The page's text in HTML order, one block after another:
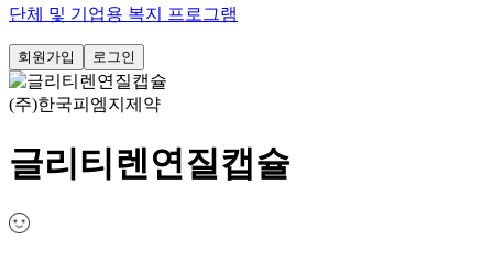
단체 및 기업용 복지 프로그램
회원가입 로그인
(주)한국피엠지제약
글리티렌연질캡슐